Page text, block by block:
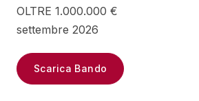
OLTRE 1.000.000 €
settembre 2026
Scarica Bando